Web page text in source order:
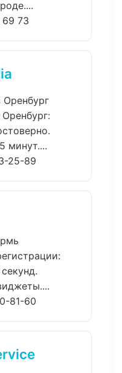
73
Оренбург
минут....
25-89
81-60